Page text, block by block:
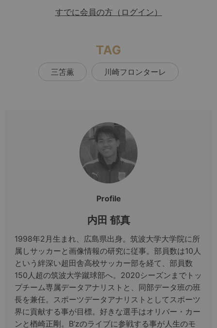
すでに会員の方（ログイン）
TAG
三笘薫 川崎フロンターレ
Profile
内田 郁真
1998年2月生まれ、広島県出身。筑波大学大学院に所
属しサッカーと画像情報の研究に従事。部員数は10人
という絆深い超田舎高校サッカー部を経て、部員数
150人超の筑波大学蹴球部へ。2020シーズンまでトッ
プチーム専属データアナリストと、同部データ班の班
長を兼任。スポーツデータアナリストとしてスポーツ
界に貢献する事が目標。好きな選手はオリバー・カー
ンと楢崎正剛。B’zのライブに参戦する事が人生のモ